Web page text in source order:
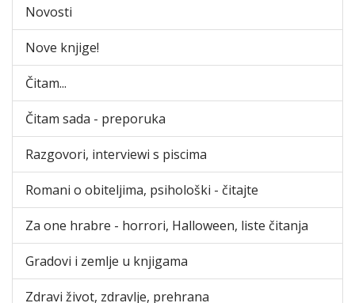
Novosti
Nove knjige!
Čitam...
Čitam sada - preporuka
Razgovori, interviewi s piscima
Romani o obiteljima, psihološki - čitajte
Za one hrabre - horrori, Halloween, liste čitanja
Gradovi i zemlje u knjigama
Zdravi život, zdravlje, prehrana